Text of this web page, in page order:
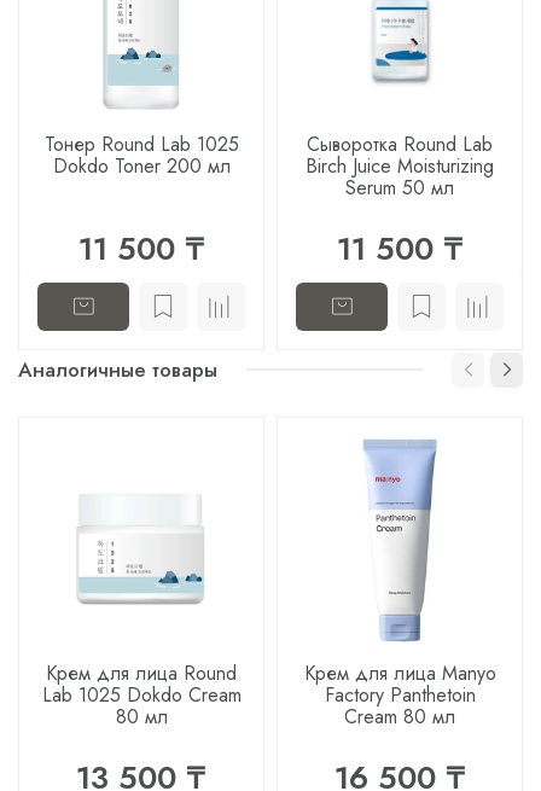
Тонер Round Lab 1025
Dokdo Toner 200 мл
11 500 ₸
Сыворотка Round Lab
Birch Juice Moisturizing
Serum 50 мл
11 500 ₸
Аналогичные товары
Крем для лица Round
Lab 1025 Dokdo Cream
80 мл
13 500 ₸
Крем для лица Manyo
Factory Panthetoin
Cream 80 мл
16 500 ₸